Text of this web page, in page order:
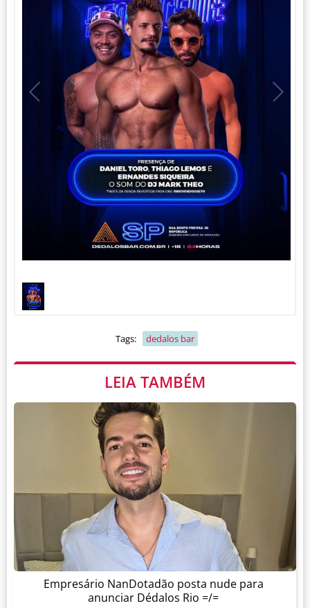
1 1
Tags: dedalos bar
LEIA TAMBÉM
Empresário NanDotadão posta nude para
anunciar Dédalos Rio =/=